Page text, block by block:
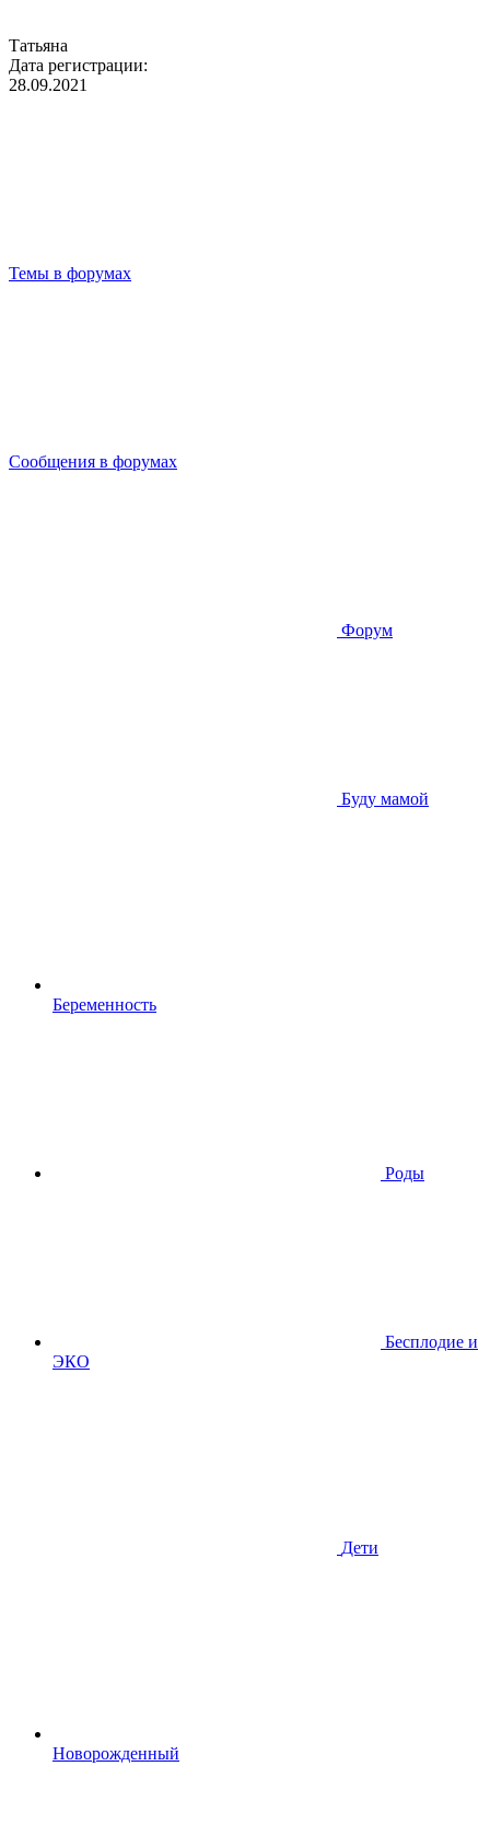
Татьяна
Дата регистрации:
28.09.2021
Темы в форумах
Сообщения в форумах
Форум
Буду мамой
Беременность
Роды
Бесплодие и
ЭКО
Дети
Новорожденный